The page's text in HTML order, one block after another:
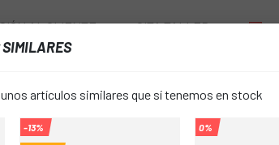
AL CLIENTE CITA TALLER
SIMILARES
artículos similares que sí tenemos en stock
-13% 0%